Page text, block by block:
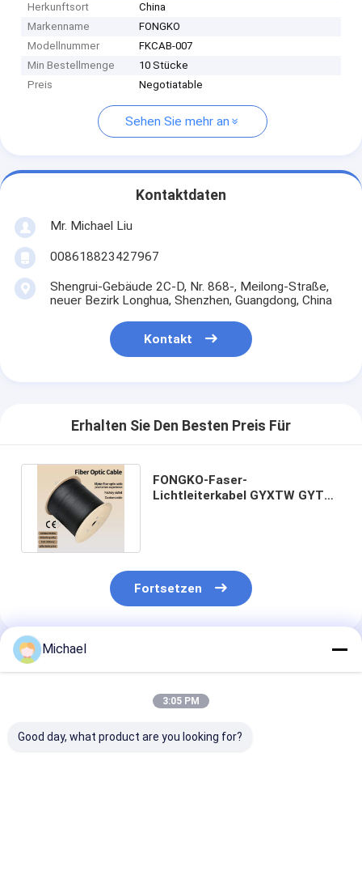
Herkunftsort
China
Markenname
FONGKO
Modellnummer
FKCAB-007
Min Bestellmenge
10 Stücke
Preis
Negotiatable
Sehen Sie mehr an
Kontaktdaten
Mr. Michael Liu
008618823427967
Shengrui-Gebäude 2C-D, Nr. 868-, Meilong-Straße,
neuer Bezirk Longhua, Shenzhen, Guangdong, China
Kontakt
Erhalten Sie Den Besten Preis Für
FONGKO-Faser-
Lichtleiterkabel GYXTW GYTA
Fortsetzen
Empfohlene Produkte
Michael
3:05 PM
Good day, what product are you looking for?